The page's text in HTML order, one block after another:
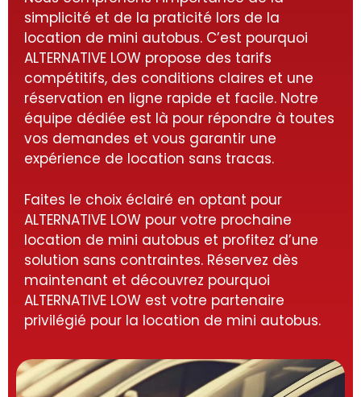
simplicité et de la praticité lors de la
location de mini autobus. C’est pourquoi
ALTERNATIVE LOW propose des tarifs
compétitifs, des conditions claires et une
réservation en ligne rapide et facile. Notre
équipe dédiée est là pour répondre à toutes
vos demandes et vous garantir une
expérience de location sans tracas.
Faites le choix éclairé en optant pour
ALTERNATIVE LOW pour votre prochaine
location de mini autobus et profitez d’une
solution sans contraintes. Réservez dès
maintenant et découvrez pourquoi
ALTERNATIVE LOW est votre partenaire
privilégié pour la location de mini autobus.